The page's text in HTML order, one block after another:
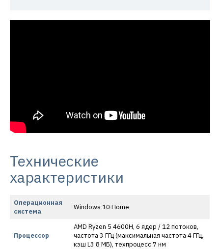
Технические
характеристики
Операционная
система
Windows 10 Home
Процессор
AMD Ryzen 5 4600H, 6 ядер / 12 потоков,
частота 3 ГГц (максимальная частота 4 ГГц,
кэш L3 8 МБ), техпроцесс 7 нм